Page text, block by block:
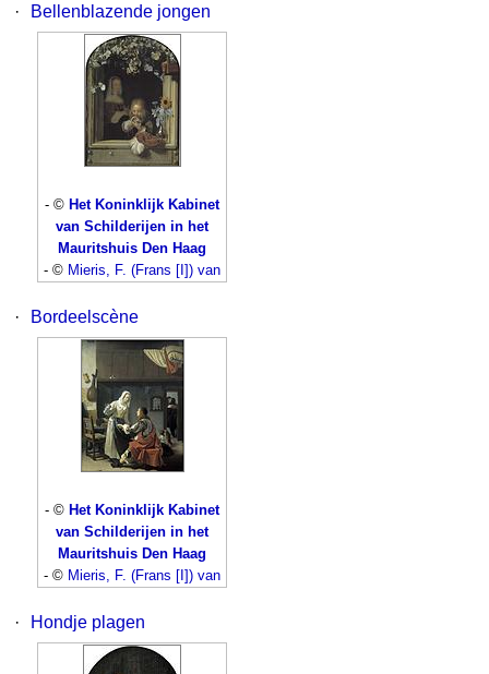
·
Bellenblazende jongen
- © Het Koninklijk Kabinet
van Schilderijen in het
Mauritshuis Den Haag
- © Mieris, F. (Frans [I]) van
· Bordeelscène
- © Het Koninklijk Kabinet
van Schilderijen in het
Mauritshuis Den Haag
- © Mieris, F. (Frans [I]) van
· Hondje plagen